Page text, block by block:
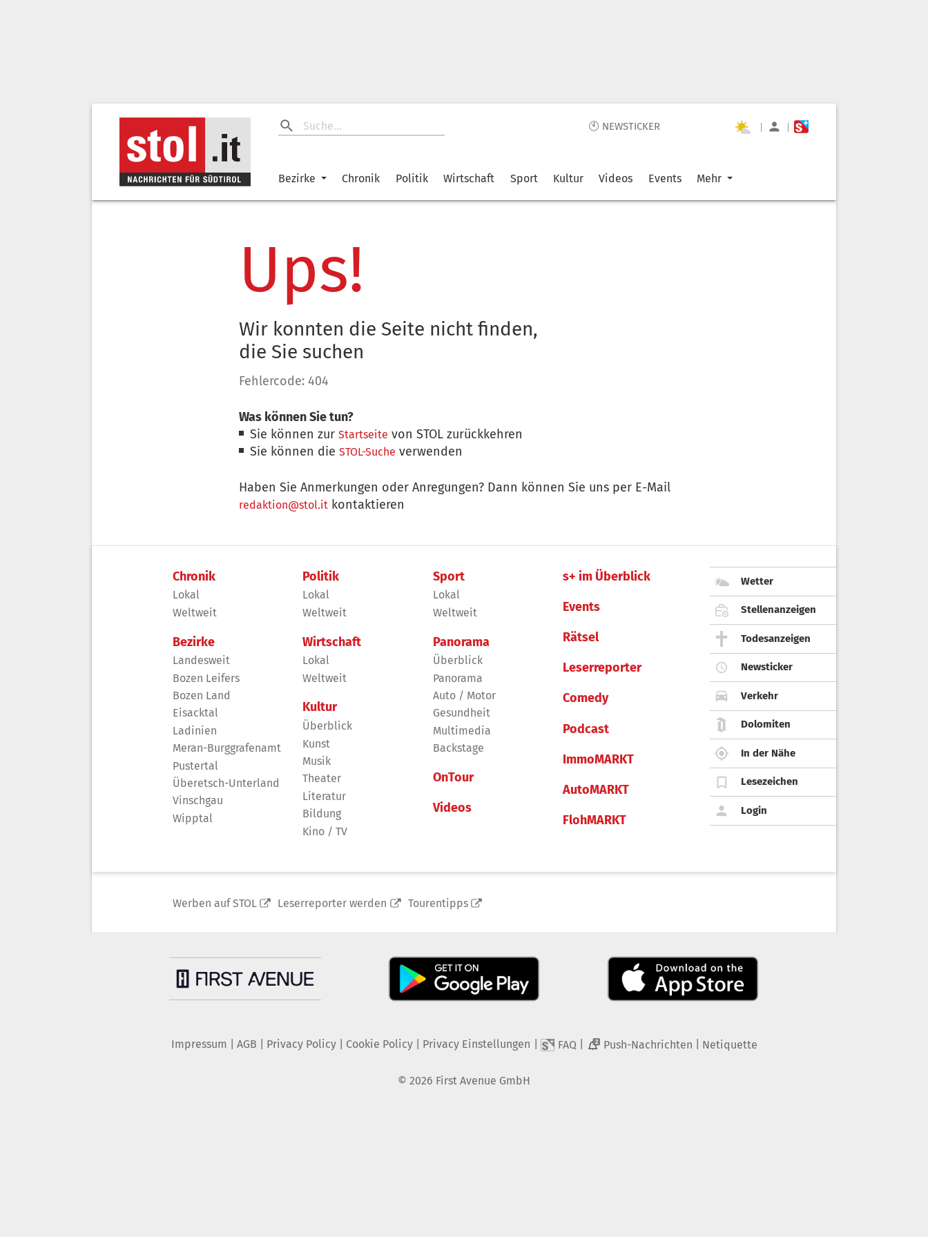
🕙 NEWSTICKER | |
Bezirke Chronik Politik Wirtschaft Sport Kultur Videos Events Mehr
Ups!
Wir konnten die Seite nicht finden,
die Sie suchen
Fehlercode: 404
Was können Sie tun?
Sie können zurStartseite von STOL zurückkehren
Sie können dieSTOL-Suche verwenden
Haben Sie Anmerkungen oder Anregungen? Dann können Sie uns per E-Mail
redaktion@stol.it kontaktieren
Chronik
Lokal
Weltweit
Bezirke
Landesweit
Bozen Leifers
Bozen Land
Eisacktal
Ladinien
Meran-Burggrafenamt
Pustertal
Überetsch-Unterland
Vinschgau
Wipptal
Politik
Lokal
Weltweit
Wirtschaft
Lokal
Weltweit
Kultur
Überblick
Kunst
Musik
Theater
Literatur
Bildung
Kino / TV
Sport
Lokal
Weltweit
Panorama
Überblick
Panorama
Auto / Motor
Gesundheit
Multimedia
Backstage
OnTour
Videos
s+ im Überblick
Events
Rätsel
Leserreporter
Comedy
Podcast
ImmoMARKT
AutoMARKT
FlohMARKT
Wetter
Stellenanzeigen
Todesanzeigen
Newsticker
Verkehr
Dolomiten
In der Nähe
Lesezeichen
Login
Werben auf STOL Leserreporter werden Tourentipps
Impressum AGB Privacy Policy| Cookie Policy| Privacy Einstellungen FAQ 2 Push-Nachrichten Netiquette
© 2026 First Avenue GmbH